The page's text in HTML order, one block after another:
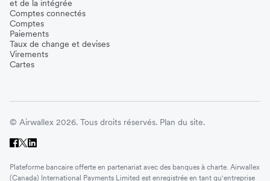
et de la intégrée
Comptes connectés
Comptes
Paiements
Taux de change et devises
Virements
Cartes
© Airwallex 2026. Tous droits réservés. Plan du site.
Plateforme bancaire offerte en partenariat avec des banques à charte. Airwallex
(Canada) International Payments Limited est enregistrée en tant qu'entreprise